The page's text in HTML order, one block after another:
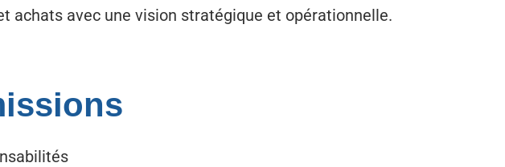
achats avec une vision stratégique et opérationnelle.